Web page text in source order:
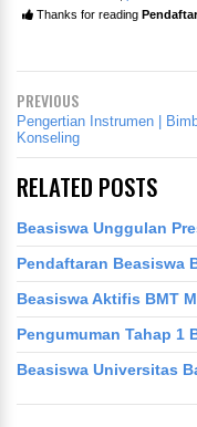
Thanks for reading
PREVIOUS
Pengertian Instrumen |
Konseling
RELATED POSTS
Beasiswa Unggulan
Pendaftaran Beasiswa
Beasiswa Aktifis BMT
Pengumuman Tahap 1
Beasiswa Universitas